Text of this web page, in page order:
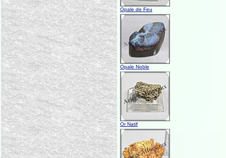
Opale de Feu
Opale Noble
Or Natif